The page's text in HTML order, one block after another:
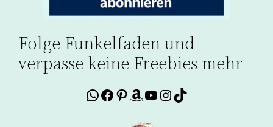
Folge Funkelfaden und
verpasse keine Freebies mehr
WhatsApp
Facebook
Pinterest
Amazon
YouTube
Instagram
TikTok